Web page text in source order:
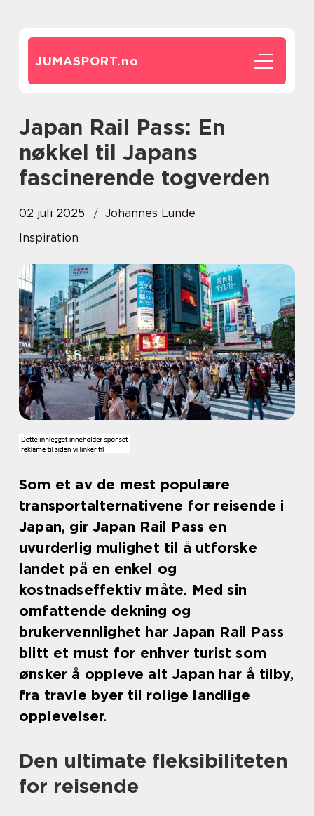
JUMASPORT.no
Japan Rail Pass: En
nøkkel til Japans
fascinerende togverden
02 juli 2025
Johannes Lunde
Inspiration
Som et av de mest populære
transportalternativene for reisende i
Japan, gir Japan Rail Pass en
uvurderlig mulighet til å utforske
landet på en enkel og
kostnadseffektiv måte. Med sin
omfattende dekning og
brukervennlighet har Japan Rail Pass
blitt et must for enhver turist som
ønsker å oppleve alt Japan har å tilby,
fra travle byer til rolige landlige
opplevelser.
Den ultimate fleksibiliteten
for reisende